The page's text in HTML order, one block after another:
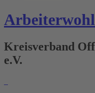
Kreisverband
e.V.